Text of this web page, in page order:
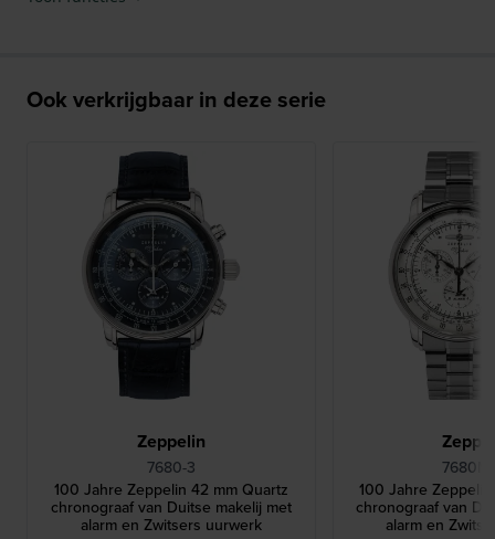
Ook verkrijgbaar in deze serie
Zeppelin
7680-3
100 Jahre Zeppelin 42 mm Quartz
chronograaf van Duitse makelij met
alarm en Zwitsers uurwerk
100 Jahre
chronograaf van
alarm en